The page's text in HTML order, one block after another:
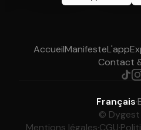
AccueilManifesteL'app
Contact
Français·
©
Mentions légales·CGU·